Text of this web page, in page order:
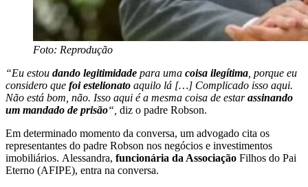
Foto: Reprodução
“Eu estou dando legitimidade para uma coisa ilegítima , porque eu
considero que foi estelionato aquilo lá […] Complicado isso aqui.
Não está bom, não. Isso aqui é a mesma coisa de estarassinando
um mandado de prisão“, diz o padre Robson.
Em determinado momento da conversa, um advogado cita os
representantes do padre Robson nos negócios e investimentos
imobiliários. Alessandra, funcionária da Associação Filhos do Pai
Eterno (AFIPE), entra na conversa.